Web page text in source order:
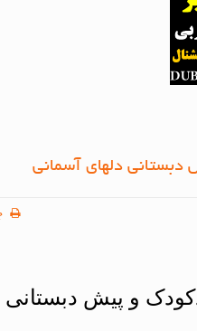
دلهای آسمانی
چاپ
و پیش دبستانی